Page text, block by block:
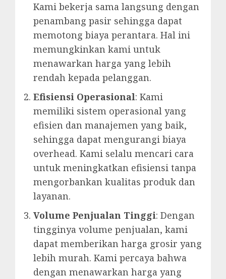
Kami bekerja sama langsung dengan
penambang pasir sehingga dapat
memotong biaya perantara. Hal ini
memungkinkan kami untuk
menawarkan harga yang lebih
rendah kepada pelanggan.
Efisiensi Operasional: Kami
memiliki sistem operasional yang
efisien dan manajemen yang baik,
sehingga dapat mengurangi biaya
overhead. Kami selalu mencari cara
untuk meningkatkan efisiensi tanpa
mengorbankan kualitas produk dan
layanan.
Volume Penjualan Tinggi: Dengan
tingginya volume penjualan, kami
dapat memberikan harga grosir yang
lebih murah. Kami percaya bahwa
dengan menawarkan harga yang